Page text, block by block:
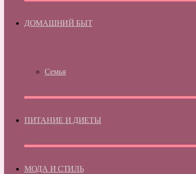
ДОМАШНИЙ БЫТ
Семья
ПИТАНИЕ И ДИЕТЫ
МОДА И СТИЛЬ